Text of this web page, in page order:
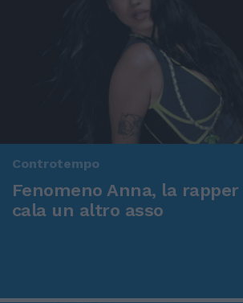
Controtempo
Fenomeno Anna, la
cala un altro asso